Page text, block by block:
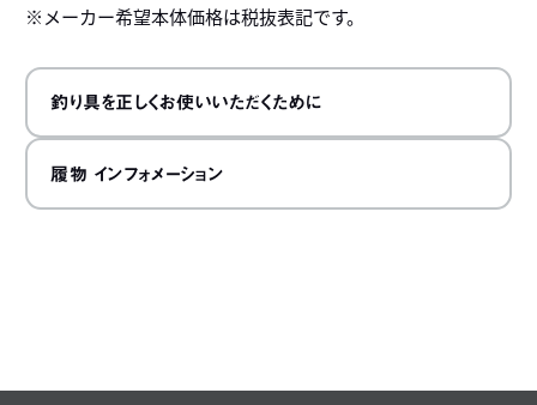
メーカー希望本体価格は税抜表記です。
釣り具を正しくお使いいただくために
履物 インフォメーション